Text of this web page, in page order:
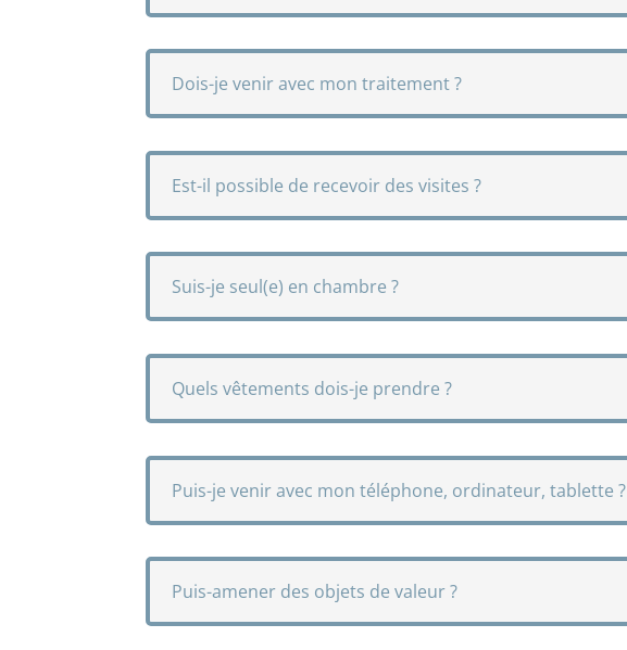
Dois-je venir avec mon traitement ?
Est-il possible de recevoir des visites ?
Suis-je seul(e) en chambre ?
Quels vêtements dois-je prendre ?
Puis-je venir avec mon téléphone, ordinateur, tablette ?
Puis-amener des objets de valeur ?